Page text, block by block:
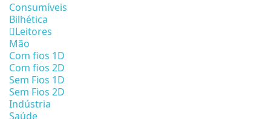
Consumíveis
Bilhética
Leitores
Mão
Com fios 1D
Com fios 2D
Sem Fios 1D
Sem Fios 2D
Indústria
Saúde